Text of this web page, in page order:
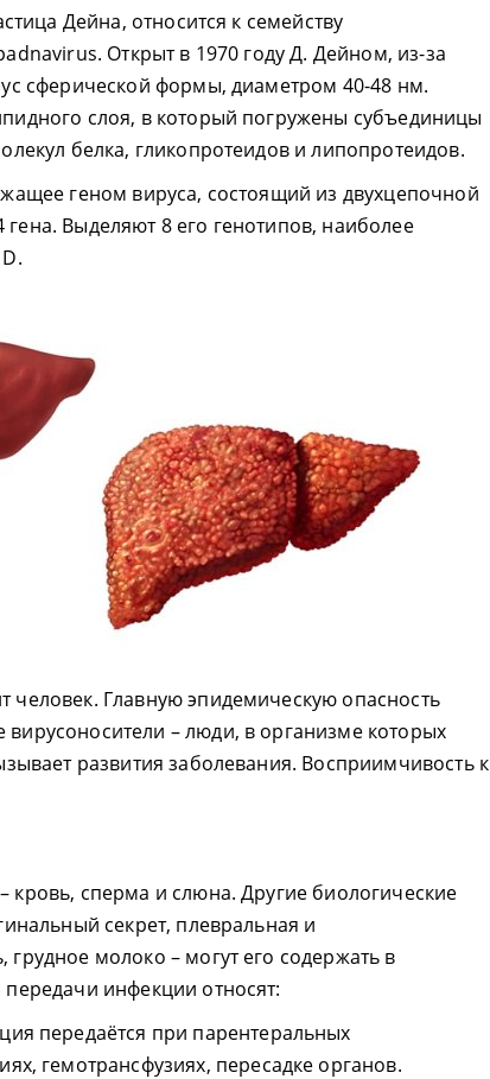
Дейна, относится к семейству
Открыт в 1970 году Д. Дейном, из-за
сферической формы, диаметром 40-48 нм.
слоя, в который погружены субъединицы
белка, гликопротеидов и липопротеидов.
геном вируса, состоящий из двухцепочной
Выделяют 8 его генотипов, наиболее
человек. Главную эпидемическую опасность
– люди, в организме которых
развития заболевания. Восприимчивость к
сперма и слюна. Другие биологические
секрет, плевральная и
молоко – могут его содержать в
инфекции относят:
передаётся при парентеральных
гемотрансфузиях, пересадке органов.